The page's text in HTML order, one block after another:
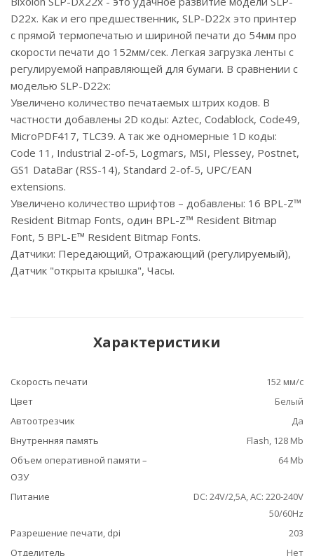
D22x. Как и его предшественник, SLP-D22x это принтер
с прямой термопечатью и шириной печати до 54мм про
скорости печати до 152мм/сек. Легкая загрузка ленты с
регулируемой направляющей для бумаги. В сравнении с
моделью SLP-D22x:
Увеличено количество печатаемых штрих кодов. В
частности добавлены 2D коды: Aztec, Codablock, Code49,
MicroPDF417, TLC39. А так же одномерные 1D коды:
Code 11, Industrial 2-of-5, Logmars, MSI, Plessey, Postnet,
GS1 DataBar (RSS-14), Standard 2-of-5, UPC/EAN
extensions.
Увеличено количество шрифтов – добавлены: 16 BPL-Z™
Resident Bitmap Fonts, один BPL-Z™ Resident Bitmap
Font, 5 BPL-E™ Resident Bitmap Fonts.
Датчики: Передающий, Отражающий (регулируемый),
Датчик "открыта крышка", Часы.
Характеристики
Скорость печати
152 мм/с
Цвет
Белый
Автоотрезчик
Да
Внутренняя память
Flash, 128 Mb
Объем оперативной памяти –
ОЗУ
64 Mb
Питание
DC: 24V/2,5A, АС: 220-240V
50/60Hz
Разрешение печати, dpi
203
Отделитель
Нет